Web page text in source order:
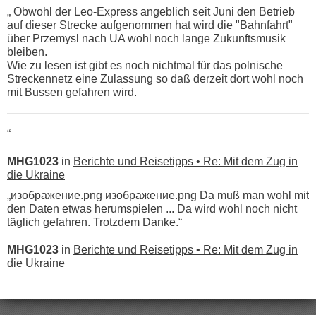
„ Obwohl der Leo-Express angeblich seit Juni den Betrieb
auf dieser Strecke aufgenommen hat wird die "Bahnfahrt"
über Przemysl nach UA wohl noch lange Zukunftsmusik
bleiben.
Wie zu lesen ist gibt es noch nichtmal für das polnische
Streckennetz eine Zulassung so daß derzeit dort wohl noch
mit Bussen gefahren wird.
“
MHG1023 in Berichte und Reisetipps • Re: Mit dem Zug in
die Ukraine
„изображение.png изображение.png Da muß man wohl mit
den Daten etwas herumspielen ... Da wird wohl noch nicht
täglich gefahren. Trotzdem Danke.“
MHG1023 in Berichte und Reisetipps • Re: Mit dem Zug in
die Ukraine